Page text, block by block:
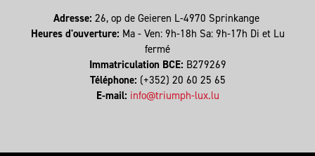
Adresse: 26, op de Geieren L-4970 Sprinkange
Heures d'ouverture: Ma - Ven: 9h-18h Sa: 9h-17h Di et Lu
fermé
Immatriculation BCE: B279269
Téléphone: (+352) 20 60 25 65
E-mail: info@triumph-lux.lu